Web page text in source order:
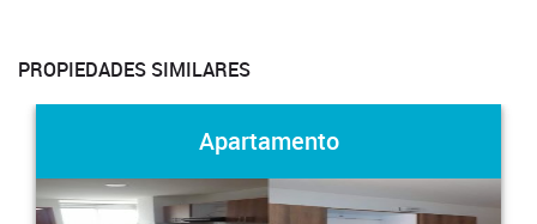
PROPIEDADES SIMILARES
Apartamento